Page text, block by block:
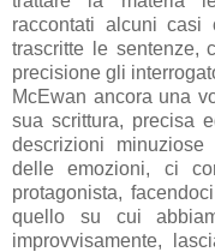
raccontati alcuni casi
trascritte le sentenze,
precisione gli
McEwan ancora una
sua scrittura, precisa
descrizioni
delle emozioni, ci
protagonista,
quello su cui
improvvisamente,